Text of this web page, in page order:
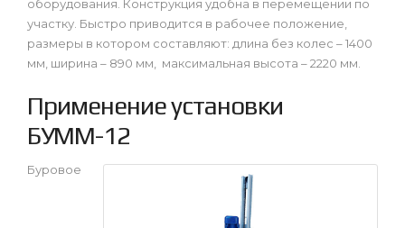
оборудования. Конструкция удобна в перемещении по
участку. Быстро приводится в рабочее положение,
размеры в котором составляют: длина без колес – 1400
мм, ширина – 890 мм, максимальная высота – 2220 мм.
Применение установки
БУММ-12
Буровое